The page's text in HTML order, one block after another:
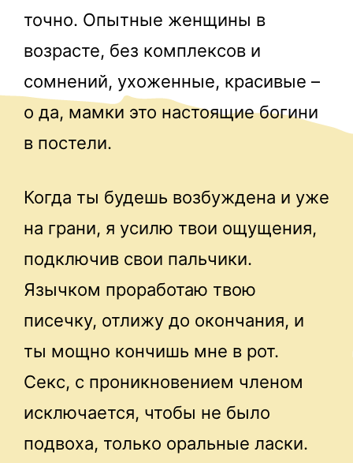
точно. Опытные женщины в
возрасте, без комплексов и
сомнений, ухоженные, красивые –
о да, мамки это настоящие богини
в постели.
Когда ты будешь возбуждена и уже
на грани, я усилю твои ощущения,
подключив свои пальчики.
Язычком проработаю твою
писечку, отлижу до окончания, и
ты мощно кончишь мне в рот.
Секс, с проникновением членом
исключается, чтобы не было
подвоха, только оральные ласки.